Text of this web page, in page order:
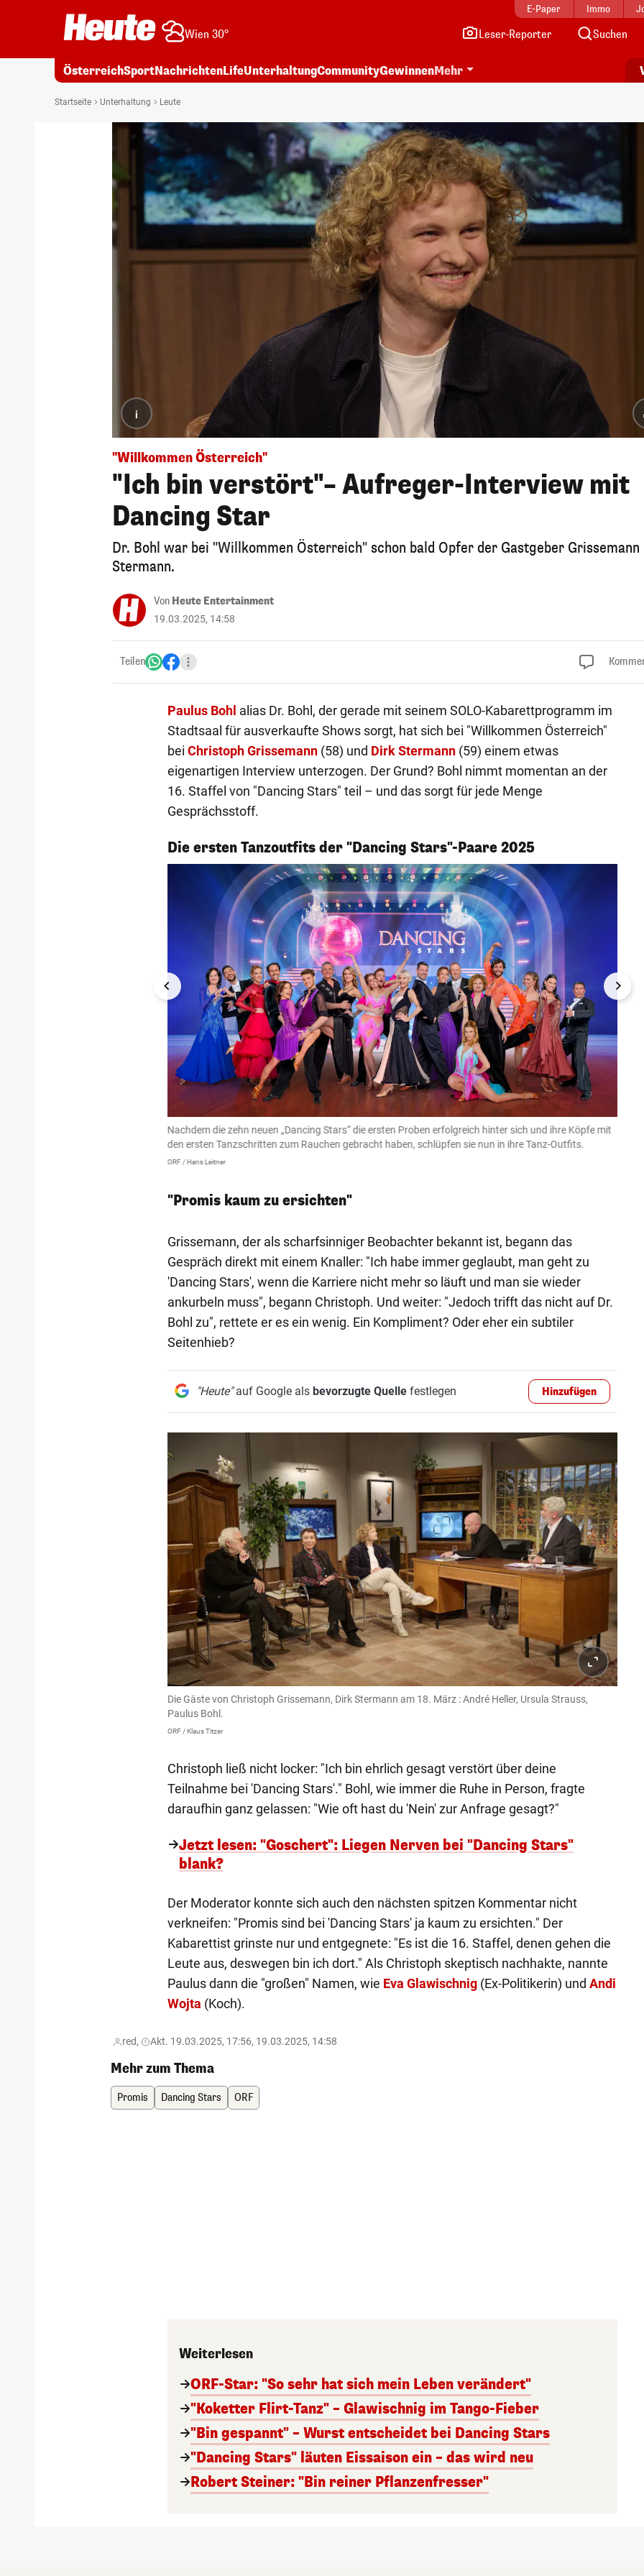
E-Paper Immo
Wien 30° Leser-Reporter Suchen
ÖsterreichSportNachrichtenLifeUnterhaltungCommunityGewinnenMehr
Startseite Unterhaltung Leute
i
"Willkommen Österreich"
"Ich bin verstört"– Aufreger-Interview mit
Dancing Star
Dr. Bohl war bei "Willkommen Österreich" schon bald Opfer der Gastgeber Grissemann
Stermann.
Von Heute Entertainment
19.03.2025, 14:58
Teilen
Paulus Bohl alias Dr. Bohl, der gerade mit seinem SOLO-Kabarettprogramm im
Stadtsaal für ausverkaufte Shows sorgt, hat sich bei "Willkommen Österreich"
bei Christoph Grissemann(58) und Dirk Stermann(59) einem etwas
eigenartigen Interview unterzogen. Der Grund? Bohl nimmt momentan an der
16. Staffel von "Dancing Stars" teil – und das sorgt für jede Menge
Gesprächsstoff.
Die ersten Tanzoutfits der "Dancing Stars"-Paare 2025
1/21
Nachdem die zehn neuen „Dancing Stars“ die ersten Proben erfolgreich hinter sich und ihre Köpfe mit
den ersten Tanzschritten zum Rauchen gebracht haben, schlüpfen sie nun in ihre Tanz-Outfits.
ORF / Hans Leitner
"Promis kaum zu ersichten"
Grissemann, der als scharfsinniger Beobachter bekannt ist, begann das
Gespräch direkt mit einem Knaller: "Ich habe immer geglaubt, man geht zu
'Dancing Stars', wenn die Karriere nicht mehr so läuft und man sie wieder
ankurbeln muss", begann Christoph. Und weiter: "Jedoch trifft das nicht auf Dr.
Bohl zu", rettete er es ein wenig. Ein Kompliment? Oder eher ein subtiler
Seitenhieb?
"Heute"auf Google als bevorzugte Quellefestlegen Hinzufügen
Die Gäste von Christoph Grissemann, Dirk Stermann am 18. März : André Heller, Ursula Strauss,
Paulus Bohl.
ORF / Klaus Titzer
Christoph ließ nicht locker: "Ich bin ehrlich gesagt verstört über deine
Teilnahme bei 'Dancing Stars'." Bohl, wie immer die Ruhe in Person, fragte
daraufhin ganz gelassen: "Wie oft hast du 'Nein' zur Anfrage gesagt?"
Jetzt lesen: "Goschert": Liegen Nerven bei "Dancing Stars"
blank?
Der Moderator konnte sich auch den nächsten spitzen Kommentar nicht
verkneifen: "Promis sind bei 'Dancing Stars' ja kaum zu ersichten." Der
Kabarettist grinste nur und entgegnete: "Es ist die 16. Staffel, denen gehen die
Leute aus, deswegen bin ich dort." Als Christoph skeptisch nachhakte, nannte
Paulus dann die "großen" Namen, wie Eva Glawischnig(Ex-Politikerin) und Andi
Wojta (Koch).
red, Akt. 19.03.2025, 17:56, 19.03.2025, 14:58
Mehr zum Thema
Promis Dancing Stars ORF
Weiterlesen
ORF-Star: "So sehr hat sich mein Leben verändert"
"Koketter Flirt-Tanz" – Glawischnig im Tango-Fieber
"Bin gespannt" – Wurst entscheidet bei Dancing Stars
"Dancing Stars" läuten Eissaison ein – das wird neu
Robert Steiner: "Bin reiner Pflanzenfresser"